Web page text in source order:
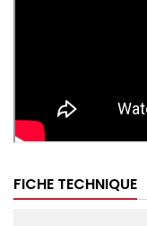
FICHE TECHNIQUE